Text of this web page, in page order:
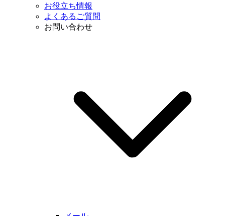
お役立ち情報
よくあるご質問
お問い合わせ